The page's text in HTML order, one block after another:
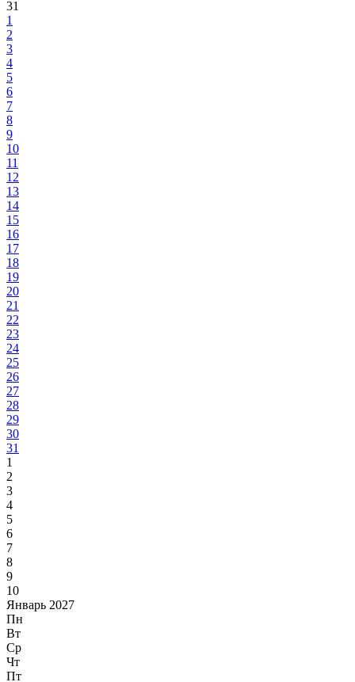
31
1
2
3
4
5
6
7
8
9
10
11
12
13
14
15
16
17
18
19
20
21
22
23
24
25
26
27
28
29
30
31
1
2
3
4
5
6
7
8
9
10
Январь 2027
Пн
Вт
Ср
Чт
Пт